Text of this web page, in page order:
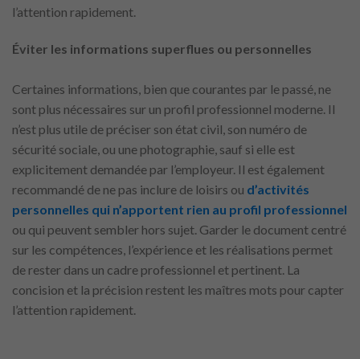
l’attention rapidement.
Éviter les informations superflues ou personnelles
Certaines informations, bien que courantes par le passé, ne
sont plus nécessaires sur un profil professionnel moderne. Il
n’est plus utile de préciser son état civil, son numéro de
sécurité sociale, ou une photographie, sauf si elle est
explicitement demandée par l’employeur. Il est également
recommandé de ne pas inclure de loisirs ou d’activités
personnelles qui n’apportent rien au profil professionnel
ou qui peuvent sembler hors sujet. Garder le document centré
sur les compétences, l’expérience et les réalisations permet
de rester dans un cadre professionnel et pertinent. La
concision et la précision restent les maîtres mots pour capter
l’attention rapidement.